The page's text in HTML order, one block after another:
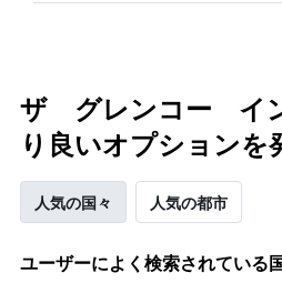
ザ グレンコー イ
り良いオプションを
人気の国々 人気の都市
ユーザーによく検索されている